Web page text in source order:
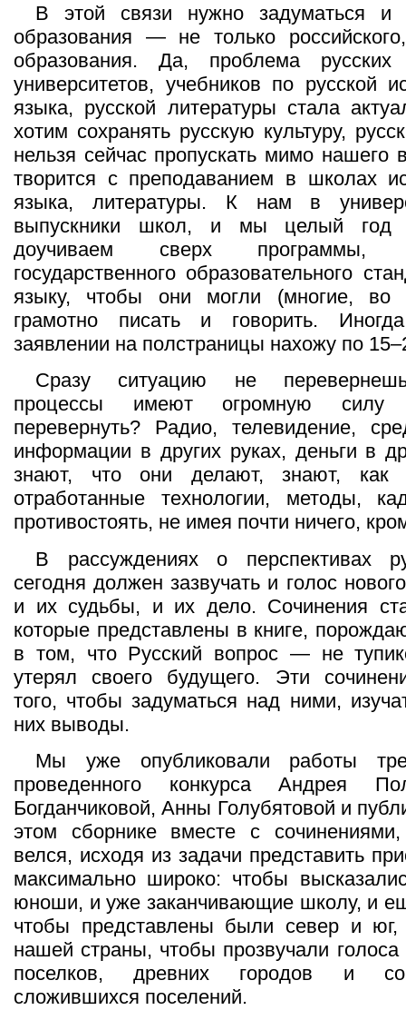
В этой связи нужно задуматься и
образования — не только
образования. Да, проблема
университетов, учебников по русской
языка, русской литературы стала
хотим сохранять русскую культуру,
нельзя сейчас пропускать мимо нашего
творится с преподаванием в школах
языка, литературы. К нам в
выпускники школ, и мы целый год
доучиваем сверх
государственного образовательного
языку, чтобы они могли (многие, во
грамотно писать и говорить.
заявлении на полстраницы нахожу по
Сразу ситуацию не
процессы имеют огромную силу
перевернуть? Радио, телевидение,
информации в других руках, деньги в
знают, что они делают, знают, как
отработанные технологии, методы,
противостоять, не имея почти ничего,
В рассуждениях о перспективах
сегодня должен зазвучать и голос
и их судьбы, и их дело. Сочинения
которые представлены в книге,
в том, что Русский вопрос — не
утерял своего будущего. Эти
того, чтобы задуматься над ними,
них выводы.
Мы уже опубликовали работы
проведенного конкурса Андрея
Богданчиковой, Анны Голубятовой и
этом сборнике вместе с
велся, исходя из задачи представить
максимально широко: чтобы
юноши, и уже заканчивающие школу, и
чтобы представлены были север и юг,
нашей страны, чтобы прозвучали
поселков, древних городов и
сложившихся поселений.